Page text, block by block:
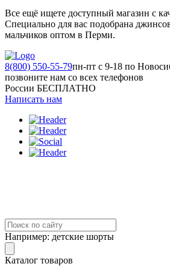
Все ещё ищете доступный магазин с
Специально для вас подобрана
мальчиков оптом в Перми.
8(800) 550-55-79пн-пт с 9-18 по
позвоните нам со всех телефонов
России БЕСПЛАТНО
Написать нам
Например: детские шорты
Каталог товаров